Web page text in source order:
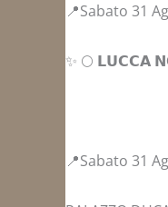
📍Sabato 31
✨ 🌕 𝗟𝗨𝗖𝗖𝗔
📍Sabato 31